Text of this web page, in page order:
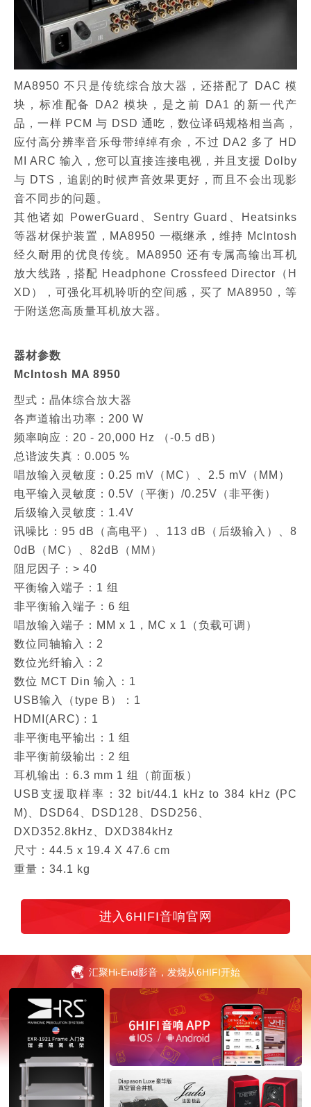
MA8950 不只是传统综合放大器，还搭配了 DAC 模
块，标准配备 DA2 模块，是之前 DA1 的新一代产
品，一样 PCM 与 DSD 通吃，数位译码规格相当高，
应付高分辨率音乐母带绰绰有余，不过 DA2 多了 HD
MI ARC 输入，您可以直接连接电视，并且支援 Dolby
与 DTS，追剧的时候声音效果更好，而且不会出现影
音不同步的问题。
其他诸如 PowerGuard、Sentry Guard、Heatsinks
等器材保护装置，MA8950 一概继承，维持 McIntosh
经久耐用的优良传统。MA8950 还有专属高输出耳机
放大线路，搭配 Headphone Crossfeed Director（H
XD），可强化耳机聆听的空间感，买了 MA8950，等
于附送您高质量耳机放大器。
器材参数
McIntosh MA 8950
型式：晶体综合放大器
各声道输出功率：200 W
频率响应：20 - 20,000 Hz （-0.5 dB）
总谐波失真：0.005 %
唱放输入灵敏度：0.25 mV（MC）、2.5 mV（MM）
电平输入灵敏度：0.5V（平衡）/0.25V（非平衡）
后级输入灵敏度：1.4V
讯噪比：95 dB（高电平）、113 dB（后级输入）、8
0dB（MC）、82dB（MM）
阻尼因子：> 40
平衡输入端子：1 组
非平衡输入端子：6 组
唱放输入端子：MM x 1，MC x 1（负载可调）
数位同轴输入：2
数位光纤输入：2
数位 MCT Din 输入：1
USB输入（type B）：1
HDMI(ARC)：1
非平衡电平输出：1 组
非平衡前级输出：2 组
耳机输出：6.3 mm 1 组（前面板）
USB支援取样率：32 bit/44.1 kHz to 384 kHz (PC
M)、DSD64、DSD128、DSD256、
DXD352.8kHz、DXD384kHz
尺寸：44.5 x 19.4 X 47.6 cm
重量：34.1 kg
进入6HIFI音响官网
汇聚Hi-End影音，发烧从6HIFI开始